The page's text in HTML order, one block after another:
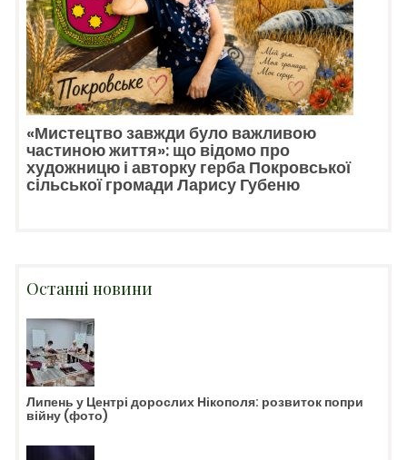
«Мистецтво завжди було важливою
частиною життя»: що відомо про
художницю і авторку герба Покровської
сільської громади Ларису Губеню
Останні новини
Липень у Центрі дорослих Нікополя: розвиток попри
війну (фото)